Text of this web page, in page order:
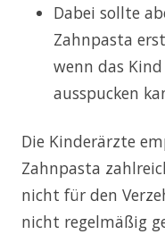
Dabei sollte
Zahnpasta
wenn das
ausspucken
Die Kinderärzte
Zahnpasta
nicht für den
nicht regelmäßig